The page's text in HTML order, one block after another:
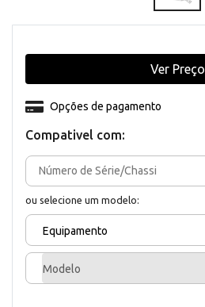
Compativel com:
ou selecione um modelo:
Equipamento
Modelo
Opções de pagamento
Ver Preço